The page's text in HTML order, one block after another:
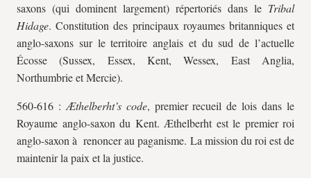
saxons (qui dominent largement) répertoriés dans le Tribal
Hidage. Constitution des principaux royaumes britanniques et
anglo-saxons sur le territoire anglais et du sud de l’actuelle
Écosse (Sussex, Essex, Kent, Wessex, East Anglia,
Northumbrie et Mercie).
560-616 : Æthelberht’s code, premier recueil de lois dans le
Royaume anglo-saxon du Kent. Æthelberht est le premier roi
anglo-saxon à renoncer au paganisme. La mission du roi est de
maintenir la paix et la justice.